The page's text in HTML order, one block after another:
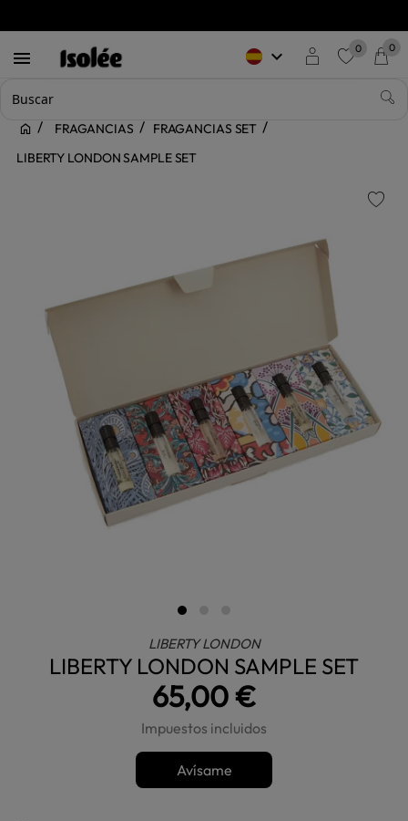
 keyboard_arrow_down 0 0
FRAGANCIAS
FRAGANCIAS SET
LIBERTY LONDON SAMPLE SET
LIBERTY LONDON
LIBERTY LONDON SAMPLE SET
65,00 €
Impuestos incluidos
Avísame